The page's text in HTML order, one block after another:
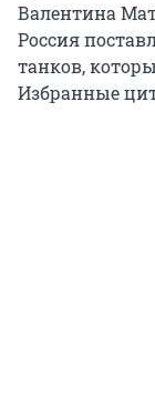
Валентина
Россия
танков,
Избранные